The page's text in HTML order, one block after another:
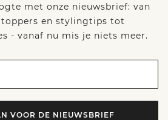
met onze nieuwsbrief: van
en stylingtips tot
- vanaf nu mis je niets meer.
VOOR DE NIEUWSBRIEF